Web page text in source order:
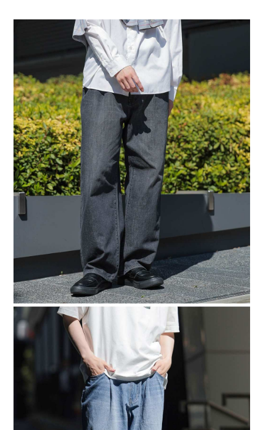
醒簡訊。
2.透過簡訊連結打開帳單後，可選擇「超商條碼／台灣大直營門市／銀行轉
帳／街口支付／iPASS MONEY」等通路繳費。
1.本服務係由「台灣大哥大股份有限公司」（以下簡稱本公司）所提供，讓
用戶於交易時，得透過本服務購買商品或服務，並由商店將買賣／分期付款
買賣價金債權讓與本公司後，依約使用本公司帳單繳交帳款。
2.基於同意付款使用「大哥付你分期」之契約關係目的，商店將以您的個人
資料（包含姓名、電話或地址）提供予台灣大哥大進項蒐集、處理及利用，
由本公司與您本人進行分期帳單所需資料之確認、核對及更正。
3.完整用戶服務條款，請詳閱以下連結： https://oppay.tw/userRule
１．於結帳方式選擇「AFTEE先享後付」後，將跳轉至「AFTEE先享後付」
結帳頁面，進行簡訊認證並確認金額後，即可完成結帳。
２．訂單成立數日內，您將收到繳費通知簡訊。
３．收到繳費通知簡訊後14天內，點擊此簡訊中的連結，可透過四大超商／
ATM／網路銀行／等多元方式進行付款，方視為交易完成。
※ 請注意：結帳手續完成當下不需立刻繳費，但若您需要取消訂單，請聯絡
購買商品的店家。未經商家同意取消之訂單仍視為有效，需透過AFTEE先享
後付繳納相關費用。
※ 交易是否成功請以「AFTEE先享後付 」之結帳頁面顯示為準，若有關於
是否繳費成功／繳費後需取消欲退款等相關疑問，請聯繫「AFTEE先享後付
客戶支援中心」https://netprotections.freshdesk.com/support/home
【注意事項】
１．透過由恩沛科技股份有限公司提供之「AFTEE先享後付」服務完成之交
易，需依本服務之必要範圍內提供個人資料，並將交易相關給付款項請求債
權轉讓予恩沛科技股份有限公司。
２．關於個人資料處理事宜，請瀏覽以下網址：https://aftee.tw/terms/#terms3
３．未成年的使用者請事先徵得法定代理人或監護人之同意方可使用
「AFTEE先享後付」，若未經同意申辦者引起之損失，本公司不負相關責
４．使用「AFTEE先享後付」時，將依據個別帳號之用戶狀況，依本公司即
時審查核予不同之上限額度；若仍有額度不足之情形，本公司將視審查結果
請求用戶進行身份認證。
５．嚴禁一人註冊多個帳號或使用他人資訊註冊。若發現惡意使用之情形，
恩沛科技股份有限公司將有權停止該用戶之使用額度並採取法律行動。
每筆NT$80，滿NT$888(含以上)免運費
每筆NT$80，滿NT$1,500(含以上)免運費
付款後 7-11取貨
每筆NT$80，滿NT$1,500(含以上)免運費
宅配
每筆NT$80，滿NT$1,500(含以上)免運費